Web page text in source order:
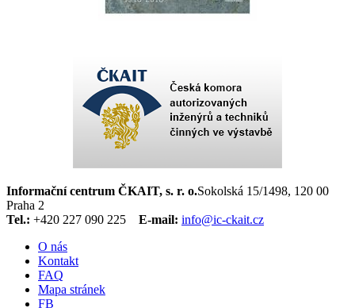
Informační centrum ČKAIT, s. r. o.Sokolská 15/1498, 120 00
Praha 2
Tel.: +420 227 090 225 E-mail: info@ic-ckait.cz
O nás
Kontakt
FAQ
Mapa stránek
FB